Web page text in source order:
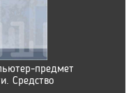
предмет
Средство